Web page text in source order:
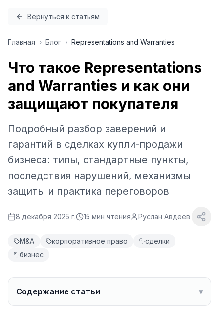
Вернуться к статьям
Главная › Блог › Representations and Warranties
Что такое Representations
and Warranties и как они
защищают покупателя
Подробный разбор заверений и
гарантий в сделках купли-продажи
бизнеса: типы, стандартные пункты,
последствия нарушений, механизмы
защиты и практика переговоров
8 декабря 2025 г. 15 мин чтения Руслан Авдеев
M&A корпоративное право
сделки
бизнес
Содержание статьи ▾